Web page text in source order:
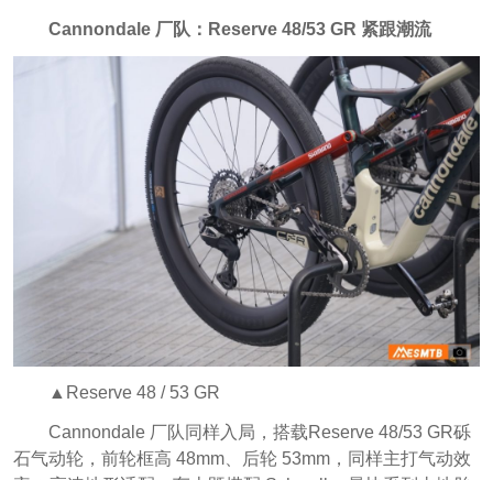
Cannondale 厂队：Reserve 48/53 GR 紧跟潮流
▲Reserve 48 / 53 GR
Cannondale 厂队同样入局，搭载Reserve 48/53 GR砾
石气动轮，前轮框高 48mm、后轮 53mm，同样主打气动效